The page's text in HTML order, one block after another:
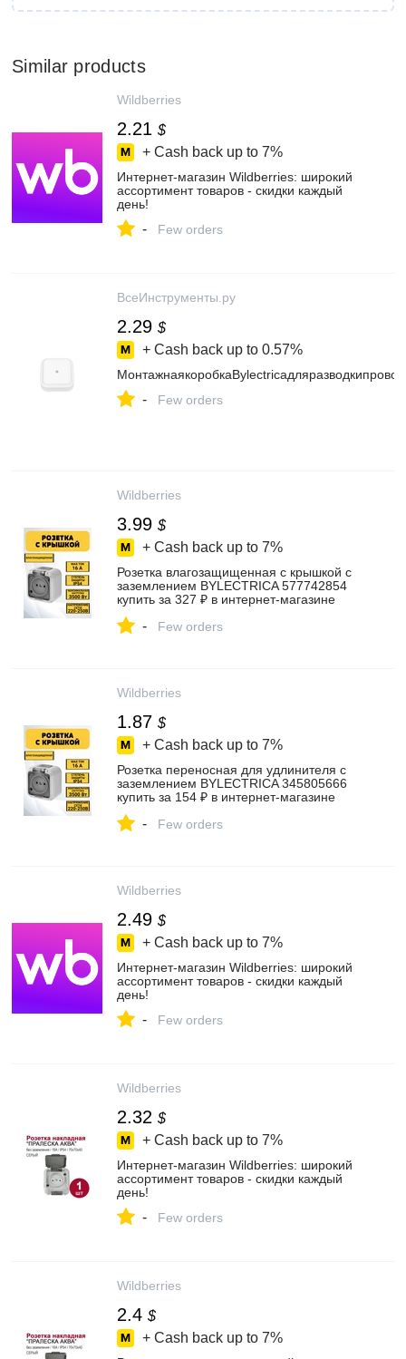
Similar products
Wildberries
2.21 $
+ Cash back up to 7%
Интернет‑магазин Wildberries: широкий
ассортимент товаров - скидки каждый
день!
- Few orders
ВсеИнструменты.ру
2.29 $
+ Cash back up to 0.57%
- Few orders
Wildberries
3.99 $
+ Cash back up to 7%
Розетка влагозащищенная с крышкой с
заземлением BYLECTRICA 577742854
купить за 327 ₽ в интернет‑магазине
- Few orders
Wildberries
1.87 $
+ Cash back up to 7%
Розетка переносная для удлинителя с
заземлением BYLECTRICA 345805666
купить за 154 ₽ в интернет‑магазине
- Few orders
Wildberries
2.49 $
+ Cash back up to 7%
Интернет‑магазин Wildberries: широкий
ассортимент товаров - скидки каждый
день!
- Few orders
Wildberries
2.32 $
+ Cash back up to 7%
Интернет‑магазин Wildberries: широкий
ассортимент товаров - скидки каждый
день!
- Few orders
Wildberries
2.4 $
+ Cash back up to 7%